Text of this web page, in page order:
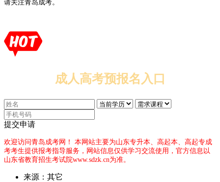
请关注青岛成考。
成人高考预报名入口
提交申请
欢迎访问青岛成考网！ 本网站主要为山东专升本、高起本、高起专成
考考生提供报考指导服务，网站信息仅供学习交流使用，官方信息以
山东省教育招生考试院www.sdzk.cn为准。
来源：其它